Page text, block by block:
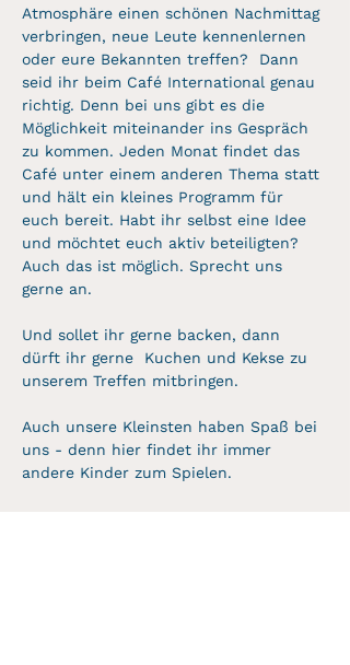
Atmosphäre einen schönen Nachmittag
verbringen, neue Leute kennenlernen
oder eure Bekannten treffen?  Dann
seid ihr beim Café International genau
richtig. Denn bei uns gibt es die
Möglichkeit miteinander ins Gespräch
zu kommen. Jeden Monat findet das
Café unter einem anderen Thema statt
und hält ein kleines Programm für
euch bereit. Habt ihr selbst eine Idee
und möchtet euch aktiv beteiligten?
Auch das ist möglich. Sprecht uns
gerne an.
Und sollet ihr gerne backen, dann
dürft ihr gerne  Kuchen und Kekse zu
unserem Treffen mitbringen.
Auch unsere Kleinsten haben Spaß bei
uns - denn hier findet ihr immer
andere Kinder zum Spielen.